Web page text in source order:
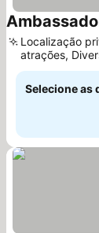
Localização
atrações,
cinco
Selecione as